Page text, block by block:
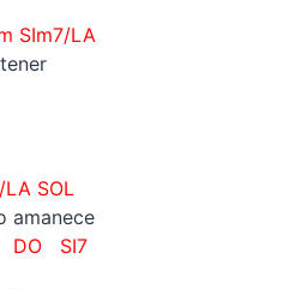
LA
LASOL
amanece
SI7